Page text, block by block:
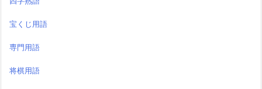
宝くじ用語
専門用語
将棋用語